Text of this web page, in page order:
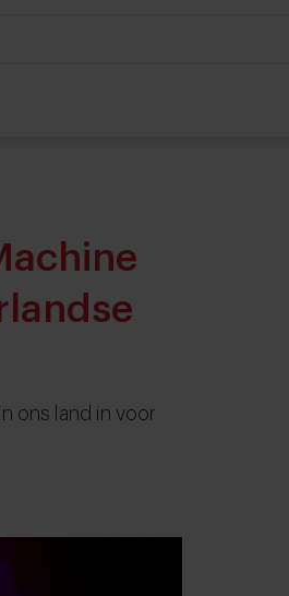
ons land in voor